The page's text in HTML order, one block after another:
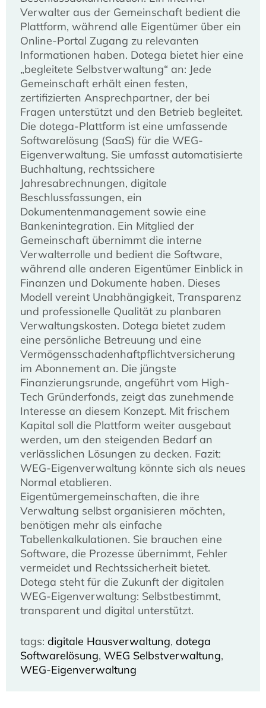
Verwalter aus der Gemeinschaft bedient die
Plattform, während alle Eigentümer über ein
Online-Portal Zugang zu relevanten
Informationen haben. Dotega bietet hier eine
„begleitete Selbstverwaltung“ an: Jede
Gemeinschaft erhält einen festen,
zertifizierten Ansprechpartner, der bei
Fragen unterstützt und den Betrieb begleitet.
Die dotega-Plattform ist eine umfassende
Softwarelösung (SaaS) für die WEG-
Eigenverwaltung. Sie umfasst automatisierte
Buchhaltung, rechtssichere
Jahresabrechnungen, digitale
Beschlussfassungen, ein
Dokumentenmanagement sowie eine
Bankenintegration. Ein Mitglied der
Gemeinschaft übernimmt die interne
Verwalterrolle und bedient die Software,
während alle anderen Eigentümer Einblick in
Finanzen und Dokumente haben. Dieses
Modell vereint Unabhängigkeit, Transparenz
und professionelle Qualität zu planbaren
Verwaltungskosten. Dotega bietet zudem
eine persönliche Betreuung und eine
Vermögensschadenhaftpflichtversicherung
im Abonnement an. Die jüngste
Finanzierungsrunde, angeführt vom High-
Tech Gründerfonds, zeigt das zunehmende
Interesse an diesem Konzept. Mit frischem
Kapital soll die Plattform weiter ausgebaut
werden, um den steigenden Bedarf an
verlässlichen Lösungen zu decken. Fazit:
WEG-Eigenverwaltung könnte sich als neues
Normal etablieren.
Eigentümergemeinschaften, die ihre
Verwaltung selbst organisieren möchten,
benötigen mehr als einfache
Tabellenkalkulationen. Sie brauchen eine
Software, die Prozesse übernimmt, Fehler
vermeidet und Rechtssicherheit bietet.
Dotega steht für die Zukunft der digitalen
WEG-Eigenverwaltung: Selbstbestimmt,
transparent und digital unterstützt.
tags: digitale Hausverwaltung, dotega
Softwarelösung, WEG Selbstverwaltung
WEG-Eigenverwaltung